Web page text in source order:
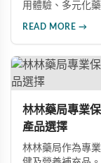
用體驗、多元化
READ MORE →
林林藥局專業
產品選擇
林林藥局作為專